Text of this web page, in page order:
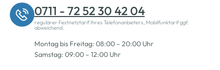
0711 - 72 52 30 42 04
regulärer Festnetztarif Ihres Telefonanbieters, Mobilfunktarif ggf.
abweichend.
Montag bis Freitag: 08:00 – 20:00 Uhr
Samstag: 09:00 – 12:00 Uhr